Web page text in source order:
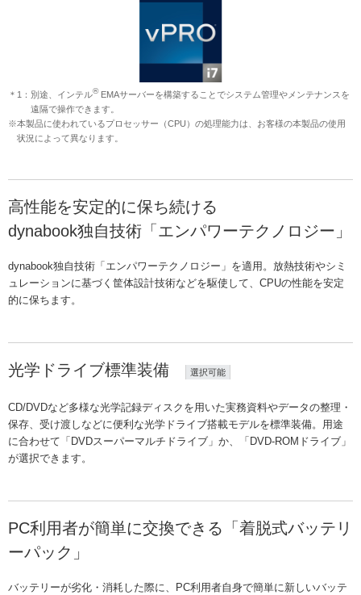
＊1：別途、インテル®EMAサーバーを構築することでシステム管理やメンテナンスを
遠隔で操作できます。
※本製品に使われているプロセッサー（CPU）の処理能力は、お客様の本製品の使用
状況によって異なります。
高性能を安定的に保ち続ける
dynabook独自技術「エンパワーテクノロジー」
dynabook独自技術「エンパワーテクノロジー」を適用。放熱技術やシミ
ュレーションに基づく筐体設計技術などを駆使して、CPUの性能を安定
的に保ちます。
光学ドライブ標準装備 選択可能
CD/DVDなど多様な光学記録ディスクを用いた実務資料やデータの整理・
保存、受け渡しなどに便利な光学ドライブ搭載モデルを標準装備。用途
に合わせて「DVDスーパーマルチドライブ」か、「DVD-ROMドライブ」
が選択できます。
PC利用者が簡単に交換できる「着脱式バッテリ
ーパック」
バッテリーが劣化・消耗した際に、PC利用者自身で簡単に新しいバッテ